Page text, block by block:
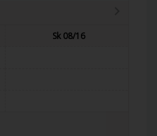
Sk 08/16